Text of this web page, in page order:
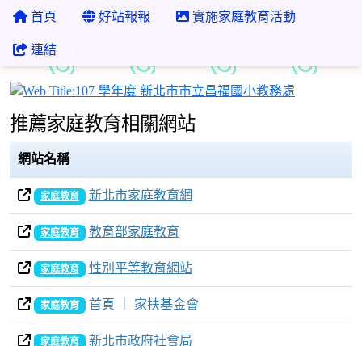
首頁 好站報報 實施家庭教育活動
連結
推薦家庭教育相關網站
網站名稱
家庭教育 新北市家庭教育網
家庭教育 教育部家庭教育
家庭教育 性別平等教育網站
家庭教育 首頁 ｜ 家扶基金會
家庭教育 新北市政府社會局